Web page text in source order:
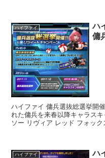
ハイファイ
ハ
傭
ハイファイ 傭兵選抜総選挙開
れた傭兵を来春以降キャラスキャンとして
ハイファイ
ハ